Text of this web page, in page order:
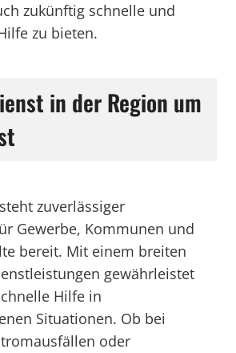
zukünftig schnelle und
zu bieten.
in der Region um
zuverlässiger
Gewerbe, Kommunen und
bereit. Mit einem breiten
gewährleistet
Hilfe in
Situationen. Ob bei
oder